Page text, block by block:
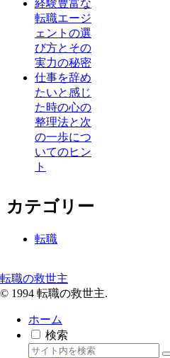
経験豊富な
転職エージ
ェントの選
び方とその
実力の秘密
仕事を辞め
たいと感じ
た時の心の
整理法と次
の一歩につ
いてのヒン
ト
カテゴリー
転職
転職の救世主
© 1994 転職の救世主.
ホーム
検索